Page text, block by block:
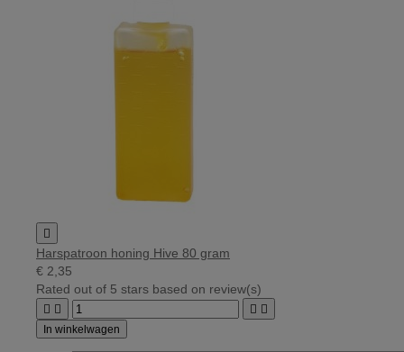

Harspatroon honing Hive 80 gram
€ 2,35
Rated out of 5 stars based on review(s)
   
In winkelwagen